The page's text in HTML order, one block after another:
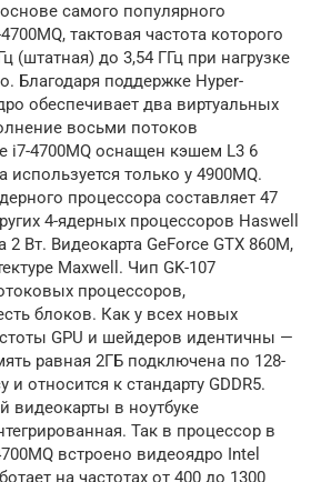
самого популярного
тактовая частота которого
(штатная) до 3,54 ГГц при нагрузке
Благодаря поддержке Hyper-
обеспечивает два виртуальных
восьми потоков
i7-4700MQ оснащен кэшем L3 6
только у 4900MQ.
процессора составляет 47
4-ядерных процессоров Haswell
Вт. Видеокарта GeForce GTX 860M,
Maxwell. Чип GK-107
процессоров,
блоков. Как у всех новых
GPU и шейдеров идентичны —
равная 2ГБ подключена по 128-
относится к стандарту GDDR5.
видеокарты в ноутбуке
Так в процессор в
встроено видеоядро Intel
на частотах от 400 до 1300